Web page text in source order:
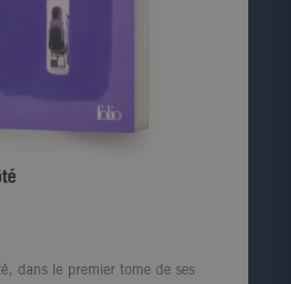
dans le premier tome de ses